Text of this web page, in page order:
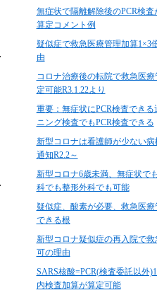
無症状で隔離解除後のPCR検
算定コメント例
疑似症で救急医療管理加算1×3
由
コロナ治療後の転院で救急医
定可能R3.1.22より
重要：無症状にPCR検査でき
ニング検査でもPCR検査できる
新型コロナは看護師が少ない
通知R2.2～
新型コロナ6歳未満、無症状で
科でも整形外科でも可能
疑似症、酸素が必要、救急医
できる根
新型コロナ疑似症の再入院で
可の理由
SARS核酸=PCR(検査委託以外
内検査加算が算定可能